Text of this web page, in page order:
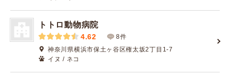
トトロ動物病院
4.62
8件
神奈川県横浜市保土ヶ谷区権太坂2丁目1-7
イヌ / ネコ